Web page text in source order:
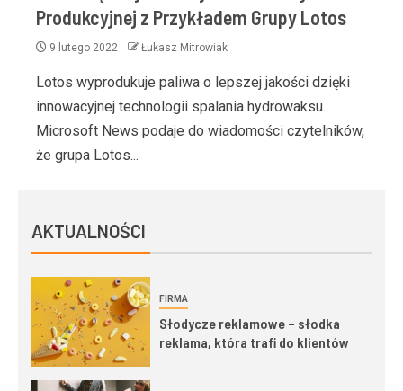
Produkcyjnej z Przykładem Grupy Lotos
9 lutego 2022 Łukasz Mitrowiak
Lotos wyprodukuje paliwa o lepszej jakości dzięki
innowacyjnej technologii spalania hydrowaksu.
Microsoft News podaje do wiadomości czytelników,
że grupa Lotos...
AKTUALNOŚCI
FIRMA
Słodycze reklamowe – słodka
reklama, która trafi do klientów